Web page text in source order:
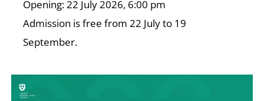
Opening: 22 July 2026, 6:00 pm
Admission is free from 22 July to 19
September.